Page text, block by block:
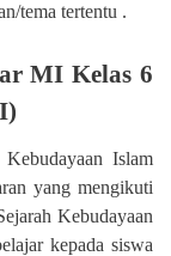
tema tertentu .
MI Kelas 6
Islam
yang mengikuti
Kebudayaan
kepada siswa